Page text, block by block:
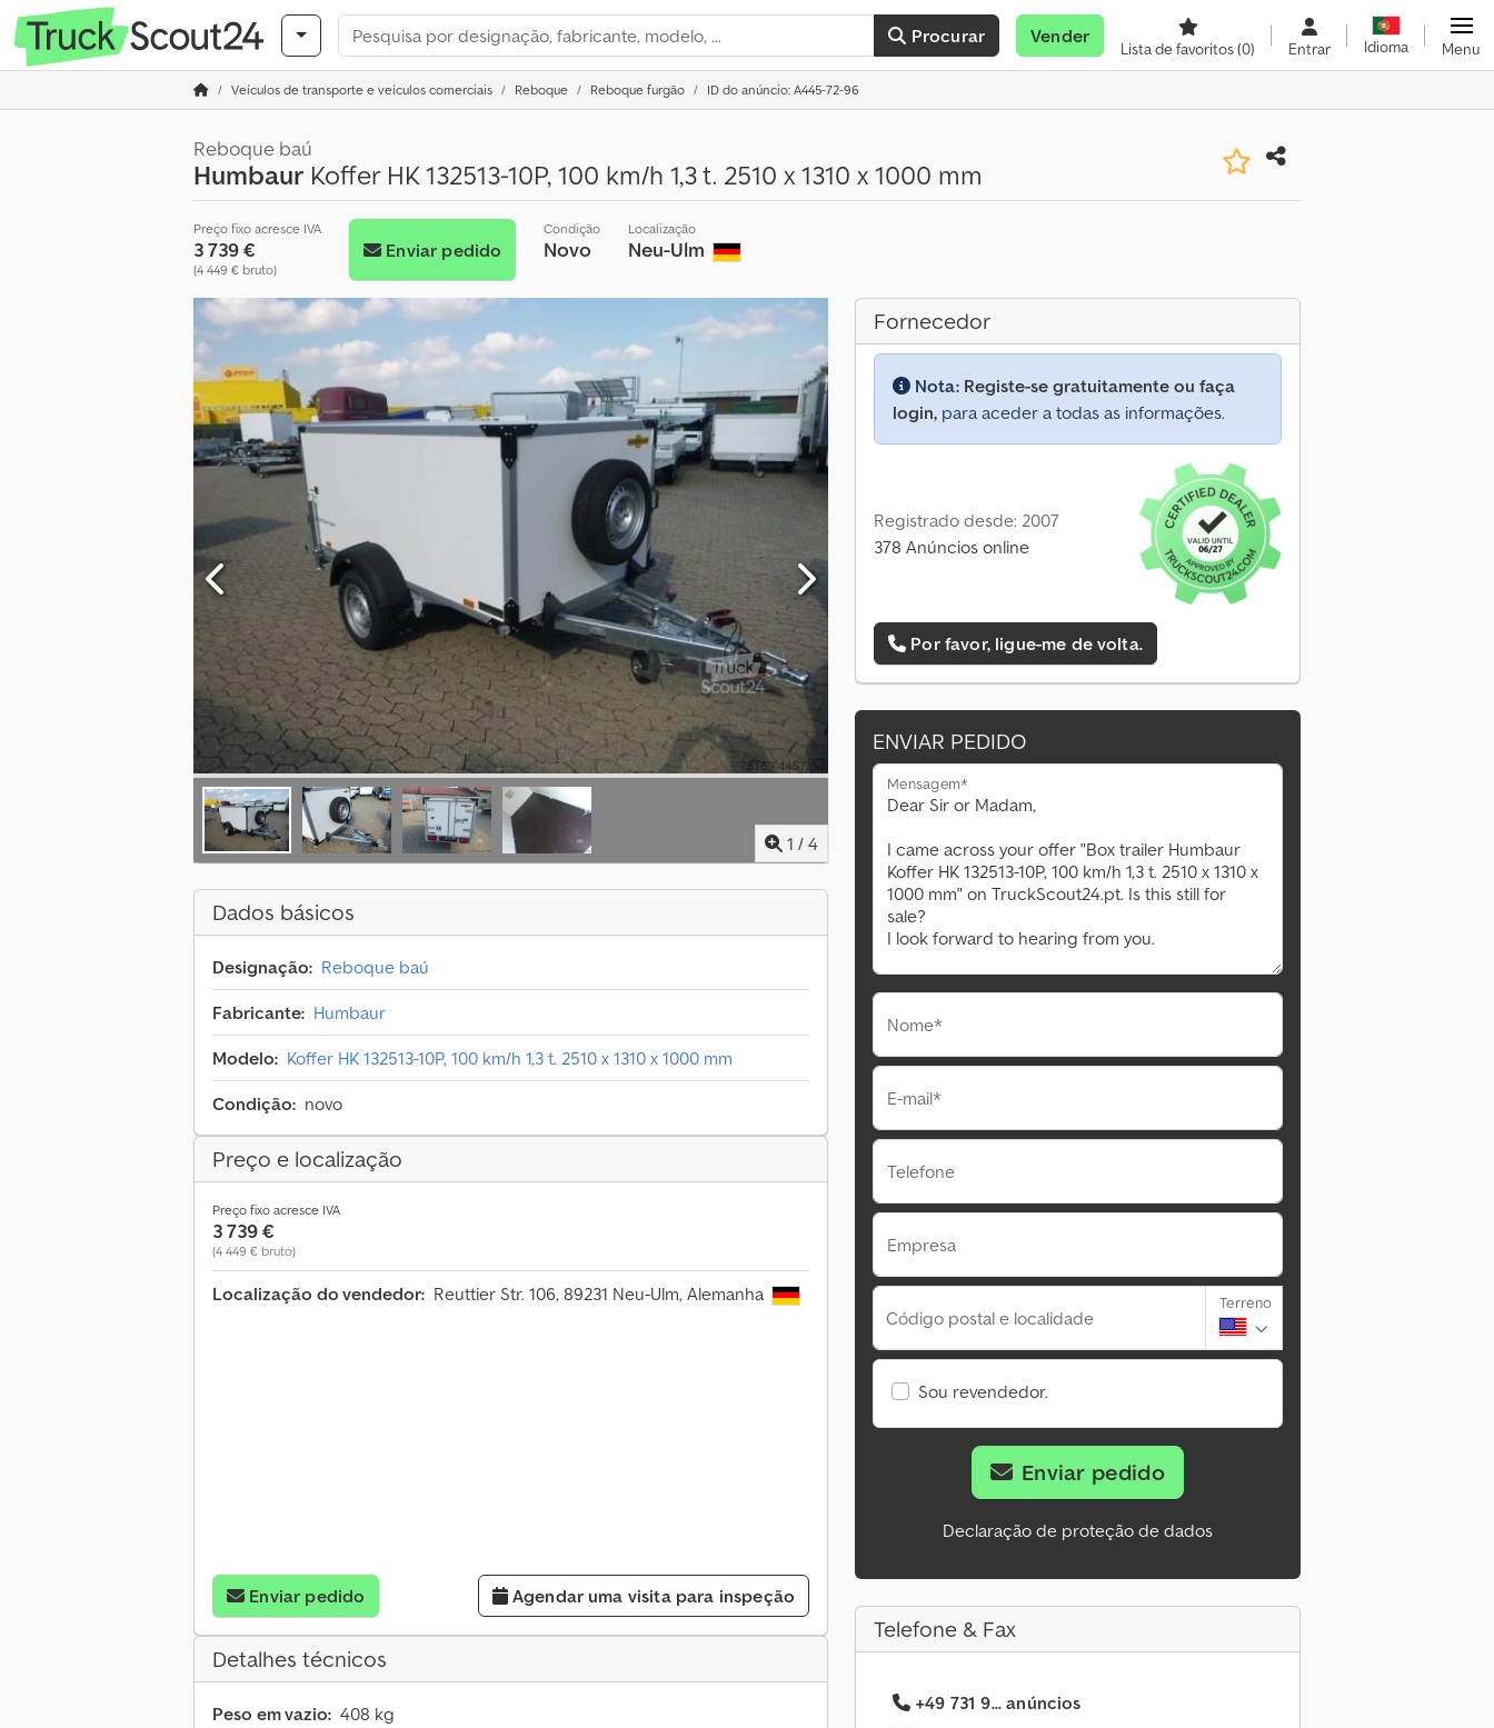
Procurar Vender
Lista de favoritos(0) Entrar Idioma Menu
Veículos de transporte e veículos comerciais Reboque Reboque furgão ID do anúncio: A445-72-96
Reboque baú
Humbaur Koffer HK 132513-10P, 100 km/h 1,3 t. 2510 x 1310 x 1000 mm
Preço fixo acresce IVA
3 739 €
(4 449 € bruto)
Enviar pedido
Condição
Novo
Localização
Neu-Ulm
1 / 4
Dados básicos
Designação: Reboque baú
Fabricante: Humbaur
Modelo: Koffer HK 132513-10P, 100 km/h 1,3 t. 2510 x 1310 x 1000 mm
Condição: novo
Preço e localização
Preço fixo acresce IVA
3 739 €
(4 449 € bruto)
Localização do vendedor: Reuttier Str. 106, 89231 Neu-Ulm, Alemanha
Enviar pedido Agendar uma visita para inspeção
Detalhes técnicos
Peso em vazio: 408 kg
Fornecedor
Nota: Registe-se gratuitamente ou faça
login, para aceder a todas as informações.
Registrado desde: 2007
378 Anúncios online
Por favor, ligue-me de volta.
ENVIAR PEDIDO
Mensagem*
Nome*
E-mail*
Telefone
Empresa
Código postal e localidade
Terreno
Sou revendedor.
Enviar pedido
Declaração de proteção de dados
Telefone & Fax
+49 731 9... anúncios